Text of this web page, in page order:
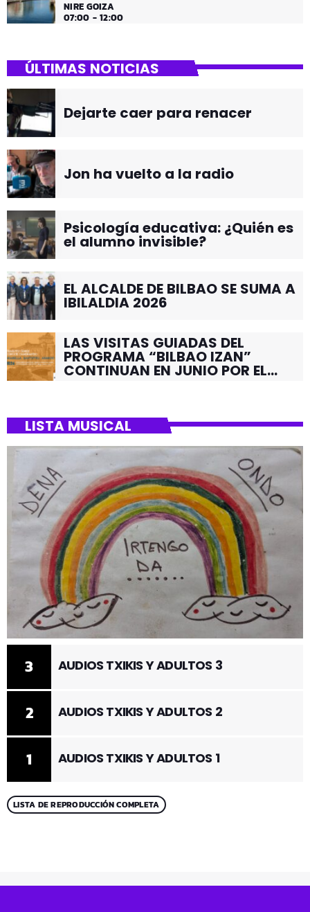
NIRE GOIZA
07:00 - 12:00
ÚLTIMAS NOTICIAS
Dejarte caer para renacer
Jon ha vuelto a la radio
Psicología educativa: ¿Quién es
el alumno invisible?
EL ALCALDE DE BILBAO SE SUMA A
IBILALDIA 2026
LAS VISITAS GUIADAS DEL
PROGRAMA “BILBAO IZAN”
CONTINUAN EN JUNIO POR EL
LISTA MUSICAL
1 AUDIOS TXIKIS Y ADULTOS 1
2 AUDIOS TXIKIS Y ADULTOS 2
3 AUDIOS TXIKIS Y ADULTOS 3
LISTA DE REPRODUCCIÓN COMPLETA